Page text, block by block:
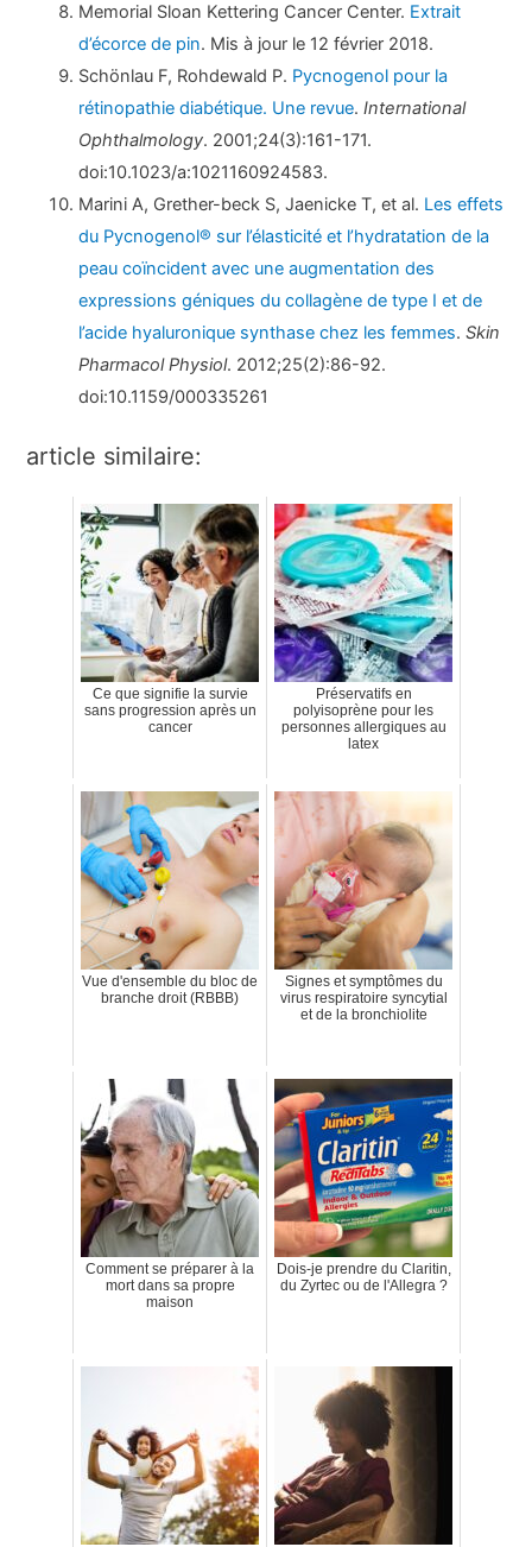
Memorial Sloan Kettering Cancer Center. Extrait
d’écorce de pin. Mis à jour le 12 février 2018.
Schönlau F, Rohdewald P. Pycnogenol pour la
rétinopathie diabétique. Une revue.International
Ophthalmology. 2001;24(3):161-171.
doi:10.1023/a:1021160924583.
Marini A, Grether-beck S, Jaenicke T, et al. Les effets
du Pycnogenol® sur l’élasticité et l’hydratation de la
peau coïncident avec une augmentation des
expressions géniques du collagène de type I et de
l’acide hyaluronique synthase chez les femmes.Skin
Pharmacol Physiol. 2012;25(2):86-92.
doi:10.1159/000335261
article similaire:
Ce que signifie la survie
sans progression après un
cancer
Préservatifs en
polyisoprène pour les
personnes allergiques au
latex
Vue d'ensemble du bloc de
branche droit (RBBB)
Signes et symptômes du
virus respiratoire syncytial
et de la bronchiolite
Comment se préparer à la
mort dans sa propre
maison
Dois-je prendre du Claritin,
du Zyrtec ou de l'Allegra ?